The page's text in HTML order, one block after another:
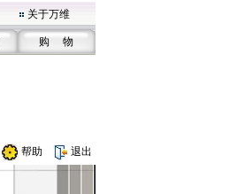
关于万维
购 物
帮助 退出